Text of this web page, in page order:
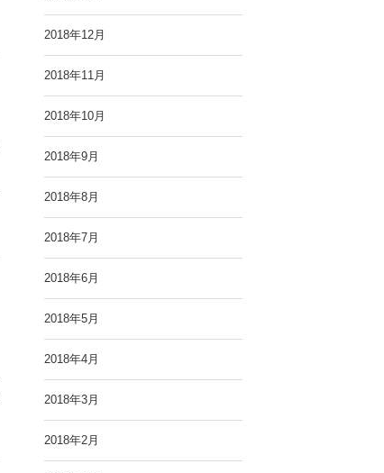
2018年12月
2018年11月
2018年10月
2018年9月
2018年8月
2018年7月
2018年6月
2018年5月
2018年4月
2018年3月
2018年2月